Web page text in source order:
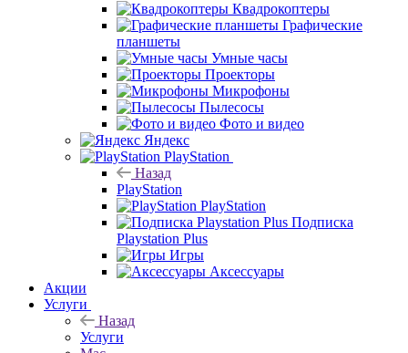
Квадрокоптеры
Графические
планшеты
Умные часы
Проекторы
Микрофоны
Пылесосы
Фото и видео
Яндекс
PlayStation
Назад
PlayStation
PlayStation
Подписка
Playstation Plus
Игры
Аксессуары
Акции
Услуги
Назад
Услуги